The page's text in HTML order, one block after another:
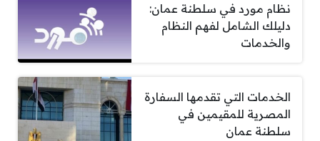
نظام مورد في سلطنة عمان:
دليلك الشامل لفهم النظام
والخدمات
الخدمات التي تقدمها السفارة
المصرية للمقيمين في
سلطنة عمان